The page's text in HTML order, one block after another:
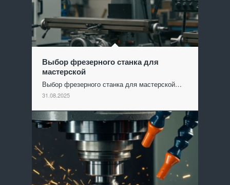
Выбор фрезерного станка для
мастерской
Выбор фрезерного станка для мастерской…
31.08.2025